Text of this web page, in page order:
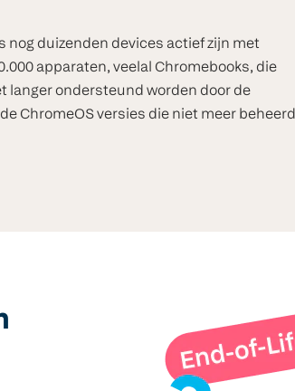
nog duizenden devices actief zijn met
apparaten, veelal Chromebooks, die
langer ondersteund worden door de
ChromeOS versies die niet meer beheerd